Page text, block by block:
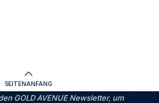
SEITENANFANG
GOLD AVENUE Newsletter, um